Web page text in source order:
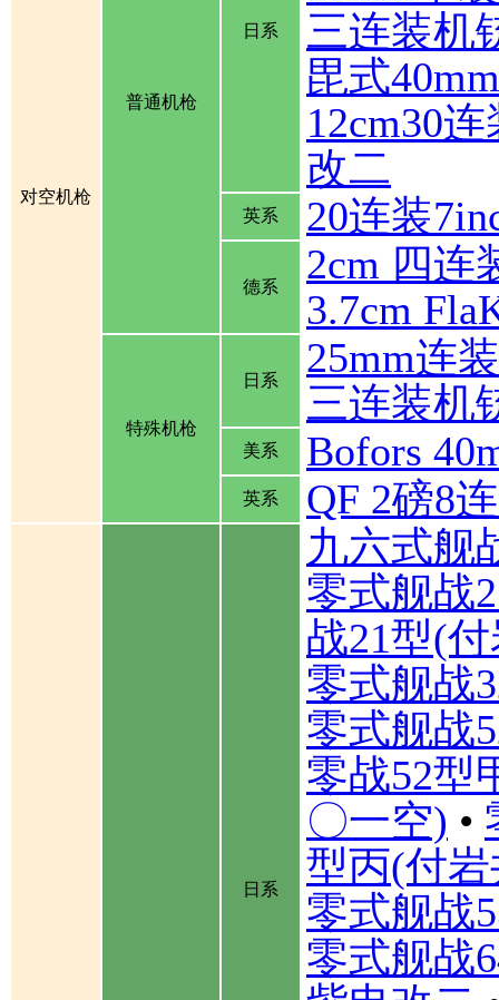
对空机枪
普通机枪
日系
三连装机
毘式
12cm30
改二
英系 20连装
德系
2cm 四连
3.7cm
特殊机枪
日系
25mm连
三连装机
美系 Bofors
英系 QF 2磅8
日系
九六式舰
零式舰战
战21型(
零式舰战
零式舰战
零战52型
〇一空) •
型丙(付
零式舰战
零式舰战